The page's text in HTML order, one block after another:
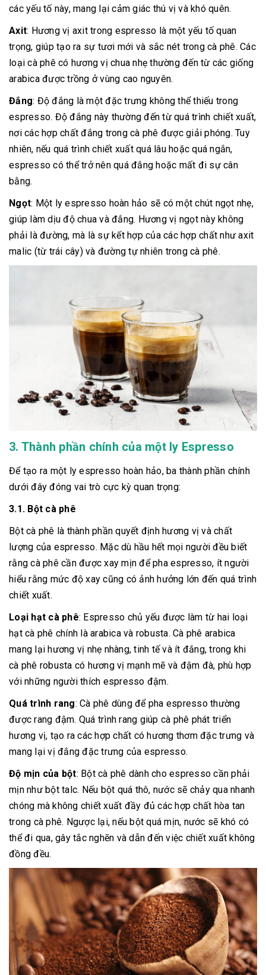
các yếu tố này, mang lại cảm giác thú vị và khó quên.
Axit: Hương vị axit trong espresso là một yếu tố quan
trọng, giúp tạo ra sự tươi mới và sắc nét trong cà phê. Các
loại cà phê có hương vị chua nhẹ thường đến từ các giống
arabica được trồng ở vùng cao nguyên.
Đắng: Độ đắng là một đặc trưng không thể thiếu trong
espresso. Độ đắng này thường đến từ quá trình chiết xuất,
nơi các hợp chất đắng trong cà phê được giải phóng. Tuy
nhiên, nếu quá trình chiết xuất quá lâu hoặc quá ngắn,
espresso có thể trở nên quá đắng hoặc mất đi sự cân
bằng.
Ngọt: Một ly espresso hoàn hảo sẽ có một chút ngọt nhẹ,
giúp làm dịu độ chua và đắng. Hương vị ngọt này không
phải là đường, mà là sự kết hợp của các hợp chất như axit
malic (từ trái cây) và đường tự nhiên trong cà phê.
3. Thành phần chính của một ly Espresso
Để tạo ra một ly espresso hoàn hảo, ba thành phần chính
dưới đây đóng vai trò cực kỳ quan trọng:
3.1. Bột cà phê
Bột cà phê là thành phần quyết định hương vị và chất
lượng của espresso. Mặc dù hầu hết mọi người đều biết
rằng cà phê cần được xay mịn để pha espresso, ít người
hiểu rằng mức độ xay cũng có ảnh hưởng lớn đến quá trình
chiết xuất.
Loại hạt cà phê: Espresso chủ yếu được làm từ hai loại
hạt cà phê chính là arabica và robusta. Cà phê arabica
mang lại hương vị nhẹ nhàng, tinh tế và ít đắng, trong khi
cà phê robusta có hương vị mạnh mẽ và đậm đà, phù hợp
với những người thích espresso đậm.
Quá trình rang: Cà phê dùng để pha espresso thường
được rang đậm. Quá trình rang giúp cà phê phát triển
hương vị, tạo ra các hợp chất có hương thơm đặc trưng và
mang lại vị đắng đặc trưng của espresso.
Độ mịn của bột: Bột cà phê dành cho espresso cần phải
mịn như bột talc. Nếu bột quá thô, nước sẽ chảy qua nhanh
chóng mà không chiết xuất đầy đủ các hợp chất hòa tan
trong cà phê. Ngược lại, nếu bột quá mịn, nước sẽ khó có
thể đi qua, gây tắc nghẽn và dẫn đến việc chiết xuất không
đồng đều.